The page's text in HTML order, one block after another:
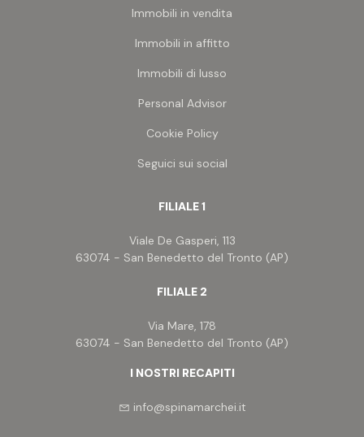
Immobili in vendita
Immobili in affitto
Immobili di lusso
Personal Advisor
Cookie Policy
Seguici sui social
FILIALE 1
Viale De Gasperi, 113
63074 - San Benedetto del Tronto (AP)
FILIALE 2
Via Mare, 178
63074 - San Benedetto del Tronto (AP)
I NOSTRI RECAPITI
info@spinamarchei.it